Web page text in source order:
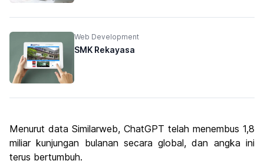
Web Development
SMK Rekayasa
Menurut data Similarweb, ChatGPT telah menembus 1,8
miliar kunjungan bulanan secara global, dan angka ini
terus bertumbuh.